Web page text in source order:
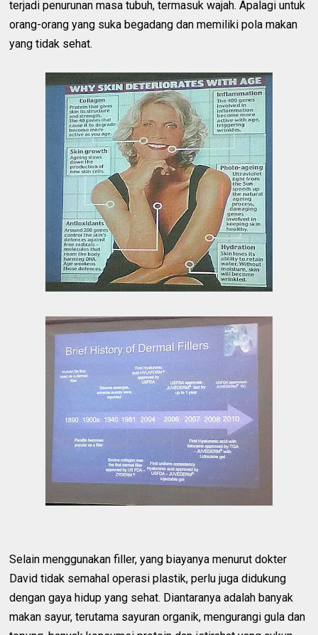
terjadi penurunan masa tubuh, termasuk wajah. Apalagi untuk
orang-orang yang suka begadang dan memiliki pola makan
yang tidak sehat.
Selain menggunakan filler, yang biayanya menurut dokter
David tidak semahal operasi plastik, perlu juga didukung
dengan gaya hidup yang sehat. Diantaranya adalah banyak
makan sayur, terutama sayuran organik, mengurangi gula dan